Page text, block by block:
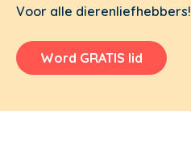
Voor alle dierenliefhebbers!
Word GRATIS lid